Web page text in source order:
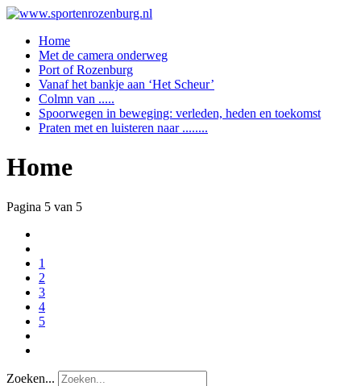
Home
Met de camera onderweg
Port of Rozenburg
Vanaf het bankje aan ‘Het Scheur’
Colmn van .....
Spoorwegen in beweging: verleden, heden en toekomst
Praten met en luisteren naar ........
Home
Pagina 5 van 5
1
2
3
4
5
Zoeken...